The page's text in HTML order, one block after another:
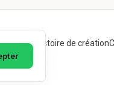
Blog Histoire de création